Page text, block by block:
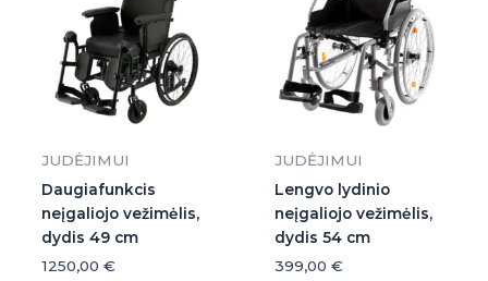
JUDĖJIMUI
Daugiafunkcis
neįgaliojo vežimėlis,
dydis 49 cm
1250,00 €
JUDĖJIMUI
Lengvo lydinio
neįgaliojo vežimėlis,
dydis 54 cm
399,00 €